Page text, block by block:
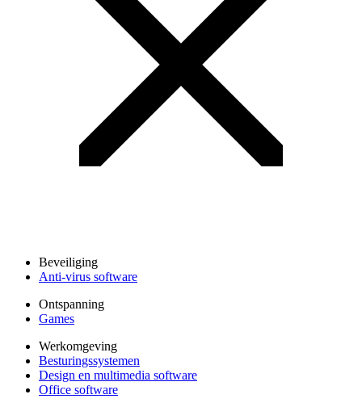
Beveiliging
Anti-virus software
Ontspanning
Games
Werkomgeving
Besturingssystemen
Design en multimedia software
Office software